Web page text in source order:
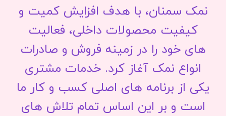
نمک سمنان، با هدف افزایش کمیت و
کیفیت محصولات داخلی، فعالیت
های خود را در زمینه فروش و صادرات
انواع نمک آغاز کرد. خدمات مشتری
یکی از برنامه های اصلی کسب و کار ما
است و بر این اساس تمام تلاش های